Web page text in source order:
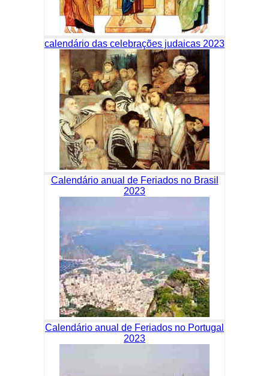
calendário das celebrações judaicas 2023
Calendário anual de Feriados no Brasil
2023
Calendário anual de Feriados no Portugal
2023